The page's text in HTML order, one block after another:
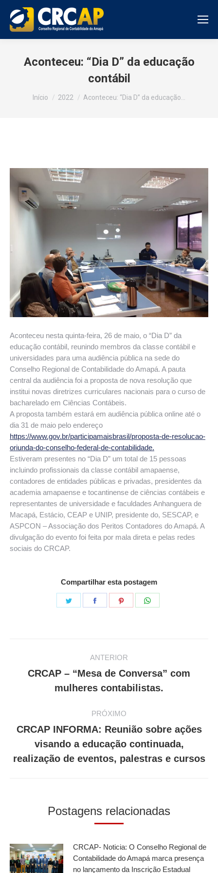
Aconteceu: “Dia D” da educação
contábil
Início 2022 Aconteceu: “Dia D” da educação…
Aconteceu nesta quinta-feira, 26 de maio, o “Dia D” da
educação contábil, reunindo membros da classe contábil e
universidades para uma audiência pública na sede do
Conselho Regional de Contabilidade do Amapá. A pauta
central da audiência foi a proposta de nova resolução que
institui novas diretrizes curriculares nacionais para o curso de
bacharelado em Ciências Contábeis.
A proposta também estará em audiência pública online até o
dia 31 de maio pelo endereço
https://www.gov.br/participamaisbrasil/proposta-de-resolucao-
oriunda-do-conselho-federal-de-contabilidade.
Estiveram presentes no “Dia D” um total de 15 pessoas
incluindo profissionais da classe contábil amapaense,
contadores de entidades públicas e privadas, presidentes da
academia amapaense e tocantinense de ciências contábeis e
representantes de universidade e faculdades Anhanguera de
Macapá, Estácio, CEAP e UNIP, presidente do, SESCAP, e
ASPCON – Associação dos Peritos Contadores do Amapá. A
divulgação do evento foi feita por mala direta e pelas redes
sociais do CRCAP.
Compartilhar esta postagem
Share
Share
ANTERIOR
Post
anterior:
CRCAP – “Mesa de Conversa” com
mulheres contabilistas.
PRÓXIMO
Próximo
CRCAP INFORMA: Reunião sobre ações
visando a educação continuada,
realização de eventos, palestras e cursos
Postagens relacionadas
CRCAP- Noticia: O Conselho Regional de
Contabilidade do Amapá marca presença
no lançamento da Inscrição Estadual